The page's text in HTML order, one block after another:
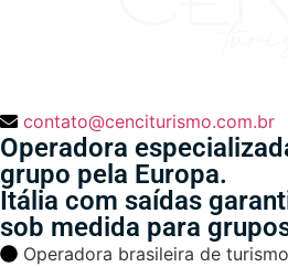
contato@cenciturismo.com.br
Operadora
grupo pela Europa.
Itália com saídas
sob medida para
Operadora brasileira de turismo